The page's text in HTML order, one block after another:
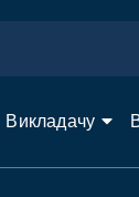
Викладачу